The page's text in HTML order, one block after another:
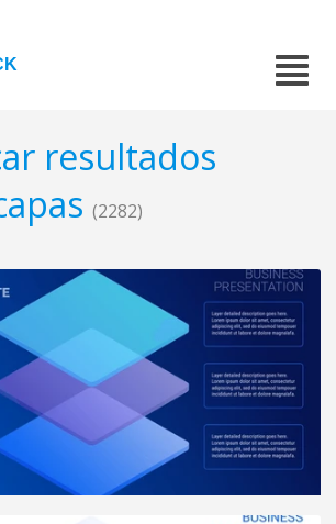
resultados
(2282)